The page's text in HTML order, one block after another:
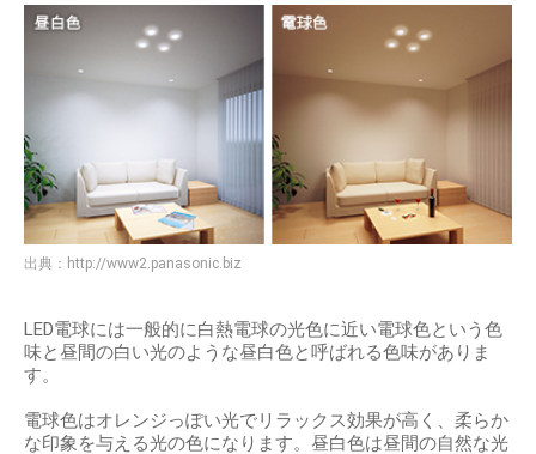
出典： http://www2.panasonic.biz
LED電球には一般的に白熱電球の光色に近い電球色という色
味と昼間の白い光のような昼白色と呼ばれる色味がありま
す。
電球色はオレンジっぽい光でリラックス効果が高く、柔らか
な印象を与える光の色になります。昼白色は昼間の自然な光